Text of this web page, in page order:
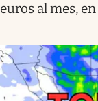
euros al mes,